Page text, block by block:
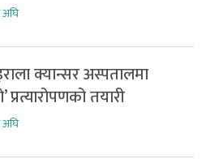
क्यान्सर अस्पतालमा
प्रत्यारोपणको तयारी